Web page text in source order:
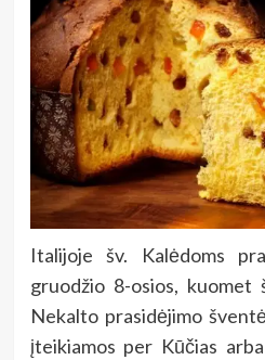
Italijoje šv. Kalėdoms
gruodžio 8-osios, kuomet
Nekalto prasidėjimo
įteikiamos per Kūčias